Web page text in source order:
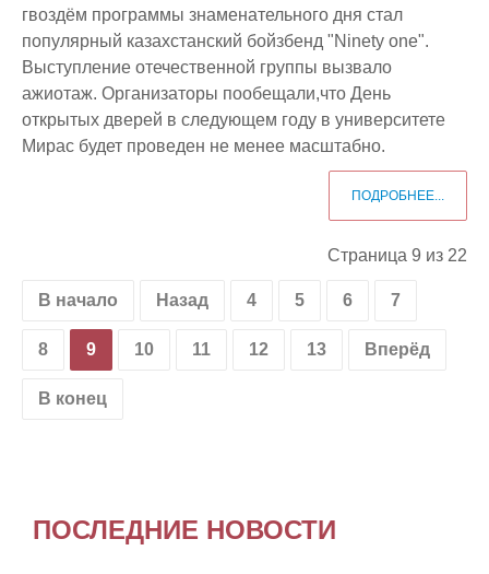
гвоздём программы знаменательного дня стал
популярный казахстанский бойзбенд "Ninety one".
Выступление отечественной группы вызвало
ажиотаж. Организаторы пообещали,что День
открытых дверей в следующем году в университете
Мирас будет проведен не менее масштабно.
ПОДРОБНЕЕ...
Страница 9 из 22
В начало Назад 4 5 6 7
8 9 10 11 12 13 Вперёд
В конец
ПОСЛЕДНИЕ НОВОСТИ